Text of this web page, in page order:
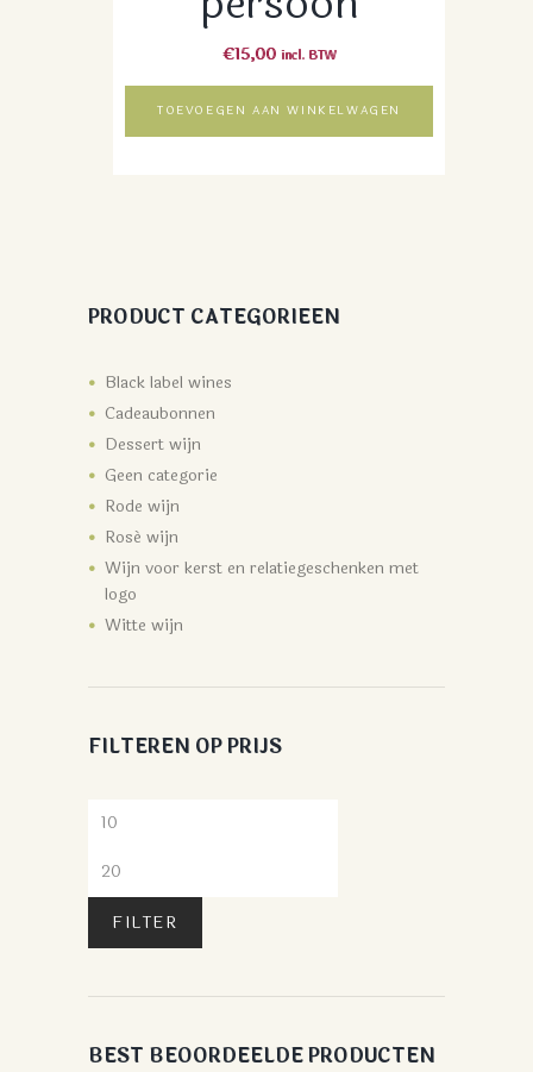
€15,00 incl. BTW
TOEVOEGEN AAN WINKELWAGEN
PRODUCT CATEGORIEEN
Black label wines
Cadeaubonnen
Dessert wijn
Geen categorie
Rode wijn
Rosé wijn
Wijn voor kerst en relatiegeschenken met
logo
Witte wijn
FILTEREN OP PRIJS
FILTER
BEST BEOORDEELDE PRODUCTEN